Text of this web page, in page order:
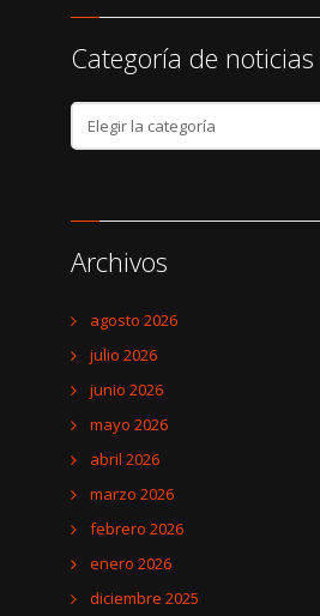
Categoría de noticias
Categoría
de
noticias
Archivos
agosto 2026
julio 2026
junio 2026
mayo 2026
abril 2026
marzo 2026
febrero 2026
enero 2026
diciembre 2025